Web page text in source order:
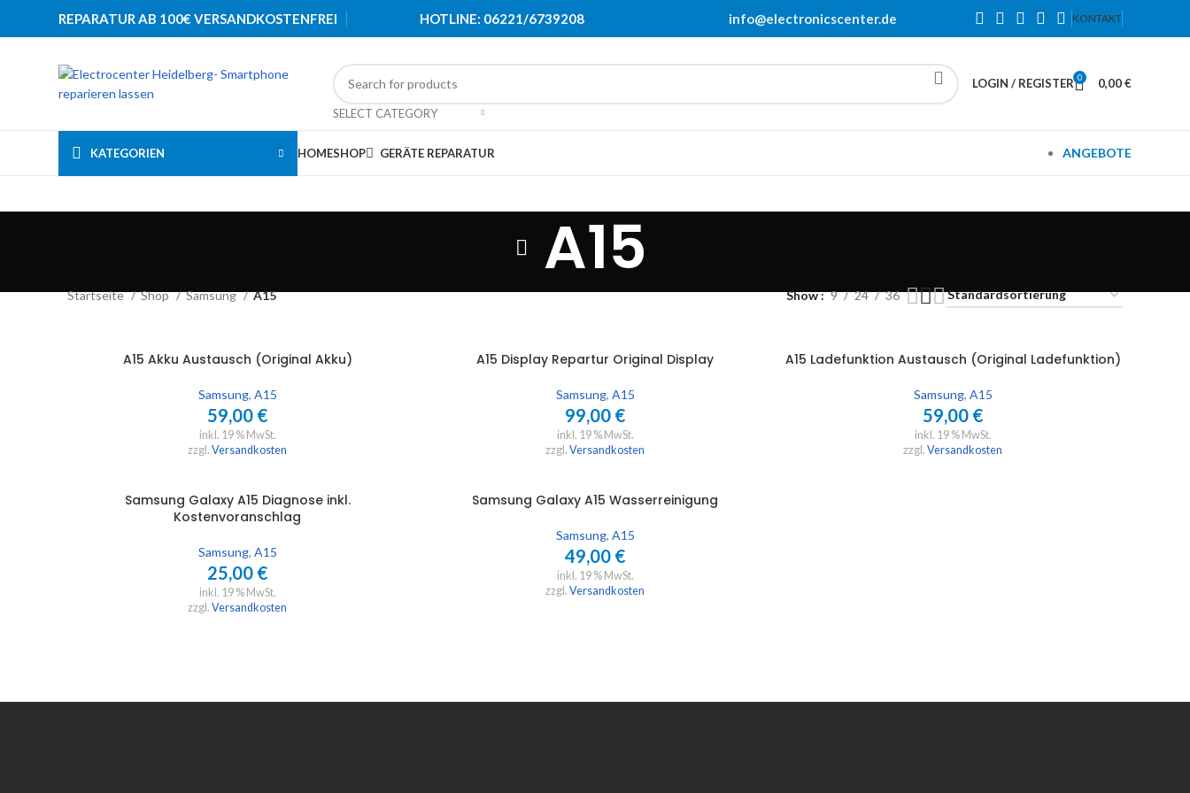
REPARATUR AB 100€ VERSANDKOSTENFREI HOTLINE: 06221/6739208 info@electronicscenter.de KONTAKT
SELECT CATEGORY
LOGIN / REGISTER 0 0,00€
KATEGORIEN HOMESHOP GERÄTE REPARATUR ANGEBOTE
A15
Startseite Shop Samsung A15 Show 9 24 36
IN DEN WARENKORB
A15 Akku Austausch (Original Akku)
Samsung, A15
59,00 €
inkl. 19 % MwSt.
zzgl. Versandkosten
IN DEN WARENKORB
A15 Display Repartur Original Display
Samsung, A15
99,00 €
inkl. 19 % MwSt.
zzgl. Versandkosten
IN DEN WARENKORB
A15 Ladefunktion Austausch (Original Ladefunktion)
Samsung, A15
59,00 €
inkl. 19 % MwSt.
zzgl. Versandkosten
IN DEN WARENKORB
Samsung Galaxy A15 Diagnose inkl.
Kostenvoranschlag
Samsung, A15
25,00 €
inkl. 19 % MwSt.
zzgl. Versandkosten
IN DEN WARENKORB
Samsung Galaxy A15 Wasserreinigung
Samsung, A15
49,00 €
inkl. 19 % MwSt.
zzgl. Versandkosten